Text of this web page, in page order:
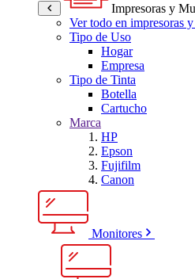
Impresoras y
Ver todo en impresoras
Tipo de Uso
Hogar
Empresa
Tipo de Tinta
Botella
Cartucho
Marca
HP
Epson
Fujifilm
Canon
Monitores